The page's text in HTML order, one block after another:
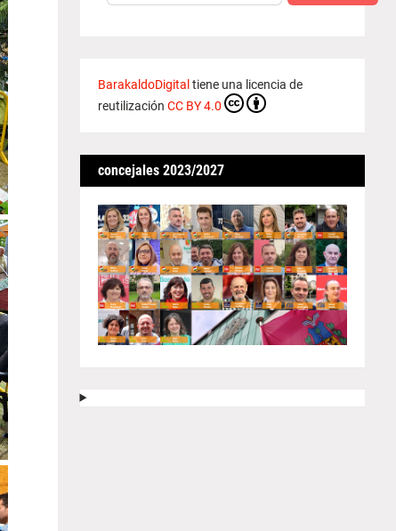
BarakaldoDigital tiene una licencia de
reutilización CC BY 4.0
concejales 2023/2027